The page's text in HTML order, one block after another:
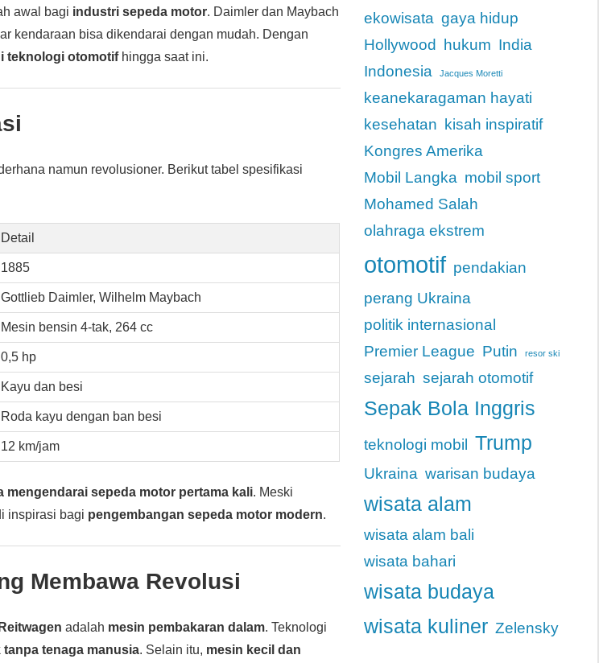
awal bagi industri sepeda motor. Daimler dan Maybach
kendaraan bisa dikendarai dengan mudah. Dengan
teknologi otomotifhingga saat ini.
namun revolusioner. Berikut tabel spesifikasi
Detail
1885
Gottlieb Daimler, Wilhelm Maybach
Mesin bensin 4-tak, 264 cc
0,5 hp
Kayu dan besi
Roda kayu dengan ban besi
12 km/jam
mengendarai sepeda motor pertama kali. Meski
inspirasi bagi pengembangan sepeda motor modern.
Membawa Revolusi
adalah mesin pembakaran dalam. Teknologi
tanpa tenaga manusia. Selain itu, mesin kecil dan
ekowisata gaya hidup
Hollywood
hukum India
Indonesia
Jacques Moretti
keanekaragaman hayati
kesehatan
kisah inspiratif
Kongres Amerika
Mobil Langka mobil sport
Mohamed Salah
olahraga ekstrem
otomotif pendakian
perang Ukraina
politik internasional
Premier League Putin resor ski
sejarah sejarah otomotif
Sepak Bola Inggris
teknologi mobil Trump
Ukraina warisan budaya
wisata alam
wisata alam bali
wisata bahari
wisata budaya
wisata kuliner Zelensky